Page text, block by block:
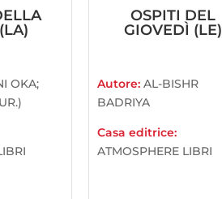
OKA;
OSPITI DEL
GIOVEDÌ (LE)
Autore: AL-BISHR
BADRIYA
Casa editrice:
ATMOSPHERE LIBRI